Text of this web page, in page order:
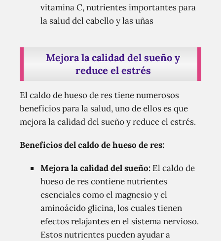
vitamina C, nutrientes importantes para
la salud del cabello y las uñas
Mejora la calidad del sueño y
reduce el estrés
El caldo de hueso de res tiene numerosos
beneficios para la salud, uno de ellos es que
mejora la calidad del sueño y reduce el estrés.
Beneficios del caldo de hueso de res:
Mejora la calidad del sueño: El caldo de
hueso de res contiene nutrientes
esenciales como el magnesio y el
aminoácido glicina, los cuales tienen
efectos relajantes en el sistema nervioso.
Estos nutrientes pueden ayudar a